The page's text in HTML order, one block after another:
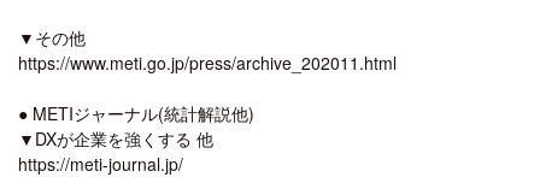
▼その他
https://www.meti.go.jp/press/archive_202011.html
● METIジャーナル(統計解説他)
▼DXが企業を強くする 他
https://meti-journal.jp/